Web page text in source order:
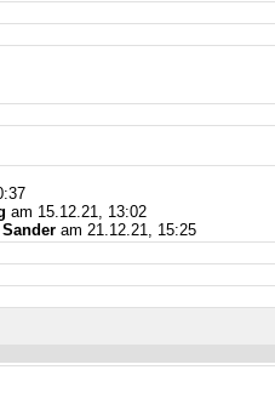
am 15.12.21, 13:02
Sander am 21.12.21, 15:25